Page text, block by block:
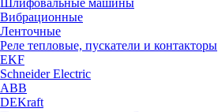
Шлифовальные машины
Вибрационные
Ленточные
Реле тепловые, пускатели и контакторы
EKF
Schneider Electric
ABB
DEKraft